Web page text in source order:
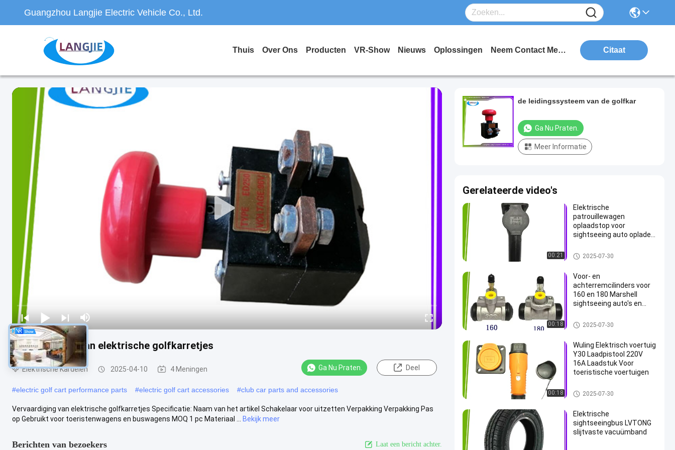
Guangzhou Langjie Electric Vehicle Co., Ltd.
Thuis Over Ons Producten VR-Show Nieuws Oplossingen Neem Contact Met Ons Op Citaat
Vervaardiging van elektrische golfkarretjes
Elektrische Kardelen 2025-04-10 4 Meningen Ga Nu Praten. Deel
#electric golf cart performance parts #electric golf cart accessories #club car parts and accessories
Vervaardiging van elektrische golfkarretjes Specificatie: Naam van het artikel Schakelaar voor uitzetten Verpakking Verpakking Pas
op Gebruikt voor toeristenwagens en buswagens MOQ 1 pc Materiaal ...
Bekijk meer
Berichten van bezoekers Laat een bericht achter.
de leidingssysteem van de golfkar
Ga Nu Praten.
Meer Informatie
Gerelateerde video's
00:21
Elektrische
patrouillewagen
oplaadstop voor
sightseeing auto oplader
Elektrische Kardelen
2025-07-30
00:18
Voor- en
achterremcilinders voor
160 en 180 Marshell
sightseeing auto's en
Elektrische Kardelen
2025-07-30
00:18
Wuling Elektrisch voertuig
Y30 Laadpistool 220V
16A Laadstuk Voor
toeristische voertuigen
Elektrische Kardelen
2025-07-30
Elektrische
sightseeingbus LVTONG
slijtvaste vacuümband